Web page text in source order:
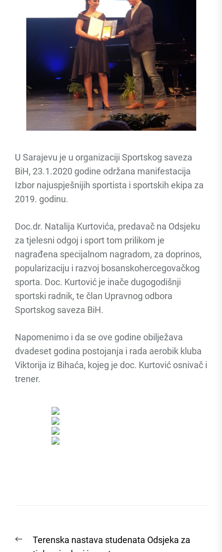
U Sarajevu je u organizaciji Sportskog saveza
BiH, 23.1.2020 godine održana manifestacija
Izbor najuspješnijih sportista i sportskih ekipa za
2019. godinu.
Doc.dr. Natalija Kurtovića, predavač na Odsjeku
za tjelesni odgoj i sport tom prilikom je
nagrađena specijalnom nagradom, za doprinos,
popularizaciju i razvoj bosanskohercegovačkog
sporta. Doc. Kurtović je inače dugogodišnji
sportski radnik, te član Upravnog odbora
Sportskog saveza BiH.
Napomenimo i da se ove godine obilježava
dvadeset godina postojanja i rada aerobik kluba
Viktorija iz Bihaća, kojeg je doc. Kurtović osnivač i
trener.
navigation
PreviousTerenska nastava studenata Odsjeka za